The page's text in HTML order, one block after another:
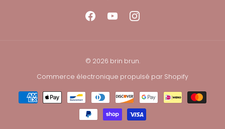
FacebookYouTubeInstagram
© 2026 brin brun.
Commerce électronique propulsé par Shopify